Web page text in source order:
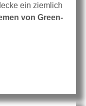
ein ziemlich
von Green-